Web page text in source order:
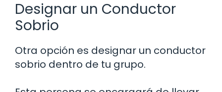
Designar un Conductor
Sobrio
Otra opción es designar un conductor
sobrio dentro de tu grupo.